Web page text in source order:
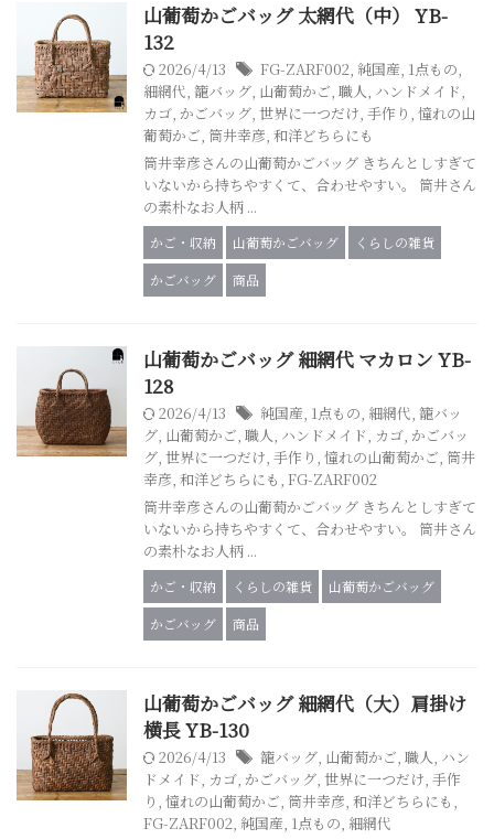
山葡萄かごバッグ 太網代（中） YB-
132
2026/4/13 FG-ZARF002, 純国産, 1点もの,
細網代, 籠バッグ, 山葡萄かご, 職人, ハンドメイド,
カゴ, かごバッグ, 世界に一つだけ, 手作り , 憧れの山
葡萄かご, 筒井幸彦, 和洋どちらにも
筒井幸彦さんの山葡萄かごバッグ きちんとしすぎて
いないから持ちやすくて、合わせやすい。 筒井さん
の素朴なお人柄 ...
かご・収納 山葡萄かごバッグ
くらしの雑貨
かごバッグ
商品
山葡萄かごバッグ 細網代 マカロン YB-
128
2026/4/13 純国産, 1点もの, 細網代, 籠バッ
グ, 山葡萄かご, 職人, ハンドメイド, カゴ, かごバッ
グ, 世界に一つだけ, 手作り , 憧れの山葡萄かご, 筒井
幸彦, 和洋どちらにも , FG-ZARF002
筒井幸彦さんの山葡萄かごバッグ きちんとしすぎて
いないから持ちやすくて、合わせやすい。 筒井さん
の素朴なお人柄 ...
かご・収納 くらしの雑貨
山葡萄かごバッグ
かごバッグ
商品
山葡萄かごバッグ 細網代（大）肩掛け
横長 YB-130
2026/4/13 籠バッグ, 山葡萄かご, 職人, ハン
ドメイド, カゴ, かごバッグ, 世界に一つだけ, 手作
り , 憧れの山葡萄かご, 筒井幸彦, 和洋どちらにも ,
FG-ZARF002, 純国産, 1点もの, 細網代